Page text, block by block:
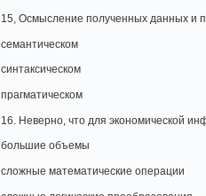
15, Осмысление полученных данных и
семантическом
синтаксическом
прагматическом
16. Неверно, что для экономической
большие объемы
сложные математические операции